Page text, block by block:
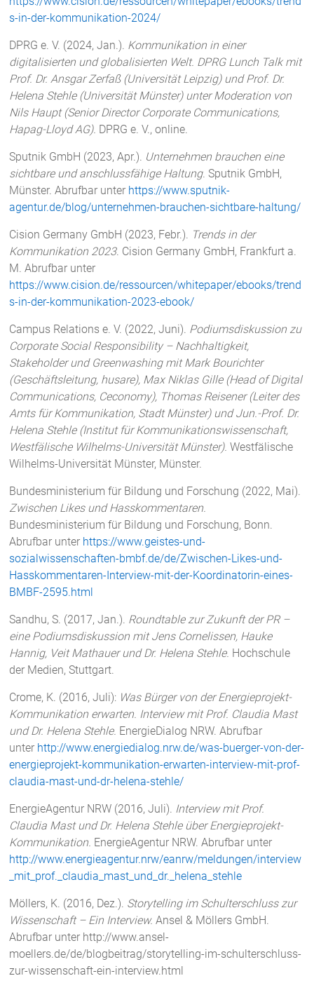
s-in-der-kommunikation-2024/
DPRG e. V. (2024, Jan.). Kommunikation in einer
digitalisierten und globalisierten Welt. DPRG Lunch Talk mit
Prof. Dr. Ansgar Zerfaß (Universität Leipzig) und Prof. Dr.
Helena Stehle (Universität Münster) unter Moderation von
Nils Haupt (Senior Director Corporate Communications,
Hapag-Lloyd AG). DPRG e. V., online.
Sputnik GmbH (2023, Apr.). Unternehmen brauchen eine
sichtbare und anschlussfähige Haltung. Sputnik GmbH,
Münster. Abrufbar unter https://www.sputnik-
agentur.de/blog/unternehmen-brauchen-sichtbare-haltung/
Cision Germany GmbH (2023, Febr.). Trends in der
Kommunikation 2023. Cision Germany GmbH, Frankfurt a.
M. Abrufbar unter
https://www.cision.de/ressourcen/whitepaper/ebooks/trend
s-in-der-kommunikation-2023-ebook/
Campus Relations e. V. (2022, Juni). Podiumsdiskussion zu
Corporate Social Responsibility – Nachhaltigkeit,
Stakeholder und Greenwashing mit Mark Bourichter
(Geschäftsleitung, husare), Max Niklas Gille (Head of Digital
Communications, Ceconomy), Thomas Reisener (Leiter des
Amts für Kommunikation, Stadt Münster) und Jun.-Prof. Dr.
Helena Stehle (Institut für Kommunikationswissenschaft,
Westfälische Wilhelms-Universität Münster).Westfälische
Wilhelms-Universität Münster, Münster.
Bundesministerium für Bildung und Forschung (2022, Mai).
Zwischen Likes und Hasskommentaren.
Bundesministerium für Bildung und Forschung, Bonn.
Abrufbar unter https://www.geistes-und-
sozialwissenschaften-bmbf.de/de/Zwischen-Likes-und-
Hasskommentaren-Interview-mit-der-Koordinatorin-eines-
BMBF-2595.html
Sandhu, S. (2017, Jan.). Roundtable zur Zukunft der PR –
eine Podiumsdiskussion mit Jens Cornelissen, Hauke
Hannig, Veit Mathauer und Dr. Helena Stehle. Hochschule
der Medien, Stuttgart.
Crome, K. (2016, Juli): Was Bürger von der Energieprojekt-
Kommunikation erwarten. Interview mit Prof. Claudia Mast
und Dr. Helena Stehle. EnergieDialog NRW. Abrufbar
unter http://www.energiedialog.nrw.de/was-buerger-von-der-
energieprojekt-kommunikation-erwarten-interview-mit-prof-
claudia-mast-und-dr-helena-stehle/
EnergieAgentur NRW (2016, Juli). Interview mit Prof.
Claudia Mast und Dr. Helena Stehle über Energieprojekt-
Kommunikation. EnergieAgentur NRW. Abrufbar unter
http://www.energieagentur.nrw/eanrw/meldungen/interview
_mit_prof._claudia_mast_und_dr._helena_stehle
Möllers, K. (2016, Dez.). Storytelling im Schulterschluss zur
Wissenschaft – Ein Interview. Ansel & Möllers GmbH.
Abrufbar unter http://www.ansel-
moellers.de/de/blogbeitrag/storytelling-im-schulterschluss-
zur-wissenschaft-ein-interview.html